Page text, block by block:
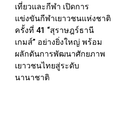
เที่ยวและกีฬา เปิดการ
แข่งขันกีฬาเยาวชนแห่งชาติ
ครั้งที่ 41 “สุราษฎร์ธานี
เกมส์” อย่างยิ่งใหญ่ พร้อม
ผลักดันการพัฒนาศักยภาพ
เยาวชนไทยสู่ระดับ
นานาชาติ